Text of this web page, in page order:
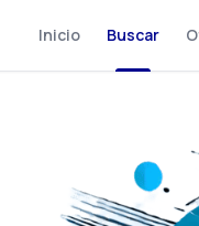
Inicio Buscar